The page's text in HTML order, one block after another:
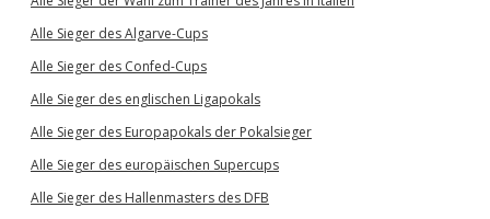
Alle Sieger des Algarve-Cups
Alle Sieger des Confed-Cups
Alle Sieger des englischen Ligapokals
Alle Sieger des Europapokals der Pokalsieger
Alle Sieger des europäischen Supercups
Alle Sieger des Hallenmasters des DFB